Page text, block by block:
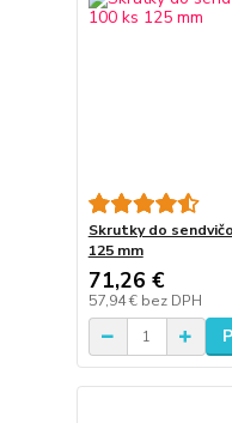
Skrutky do
125 mm
71,26 €
57,94 € bez DPH